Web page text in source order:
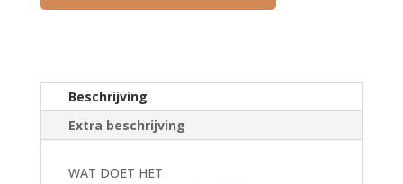
Beschrijving
Extra beschrijving
WAT DOET HET